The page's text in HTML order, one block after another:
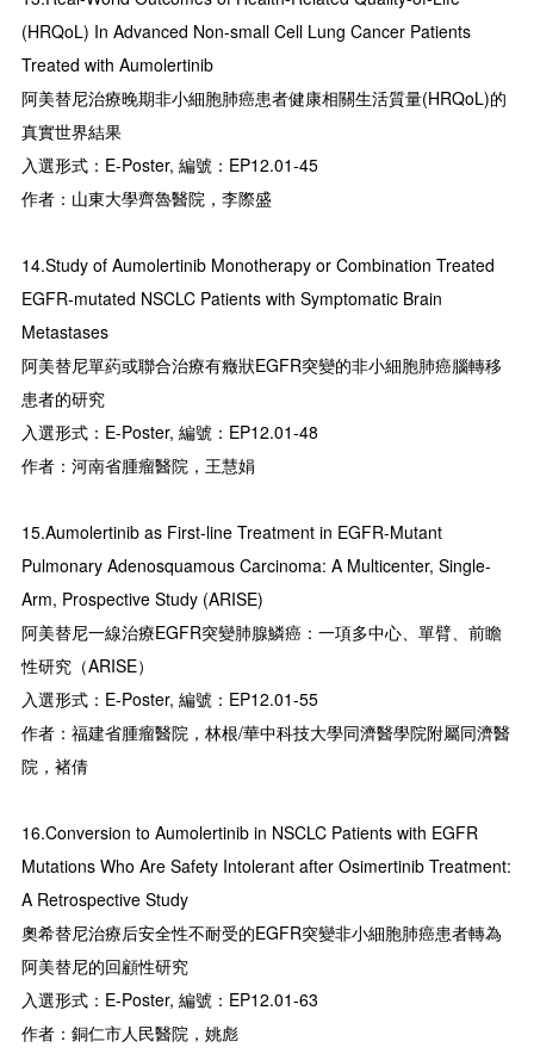
(HRQoL) In Advanced Non-small Cell Lung Cancer Patients
Treated with Aumolertinib
阿美替尼治療晚期非小細胞肺癌患者健康相關生活質量(HRQoL)的
真實世界結果
入選形式：E-Poster, 編號：EP12.01-45
作者：山東大學齊魯醫院，李際盛
14.Study of Aumolertinib Monotherapy or Combination Treated
EGFR-mutated NSCLC Patients with Symptomatic Brain
Metastases
阿美替尼單葯或聯合治療有癥狀EGFR突變的非小細胞肺癌腦轉移
患者的研究
入選形式：E-Poster, 編號：EP12.01-48
作者：河南省腫瘤醫院，王慧娟
15.Aumolertinib as First-line Treatment in EGFR-Mutant
Pulmonary Adenosquamous Carcinoma: A Multicenter, Single-
Arm, Prospective Study (ARISE)
阿美替尼一線治療EGFR突變肺腺鱗癌：一項多中心、單臂、前瞻
性研究（ARISE）
入選形式：E-Poster, 編號：EP12.01-55
作者：福建省腫瘤醫院，林根/華中科技大學同濟醫學院附屬同濟醫
院，褚倩
16.Conversion to Aumolertinib in NSCLC Patients with EGFR
Mutations Who Are Safety Intolerant after Osimertinib Treatment:
A Retrospective Study
奧希替尼治療后安全性不耐受的EGFR突變非小細胞肺癌患者轉為
阿美替尼的回顧性研究
入選形式：E-Poster, 編號：EP12.01-63
作者：銅仁市人民醫院，姚彪